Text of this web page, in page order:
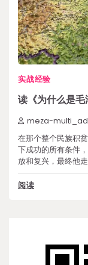
实战经验
读《为什么是
meza-
在那个整个民族积
下成功的所有条件
放和复兴，最终他走
阅读